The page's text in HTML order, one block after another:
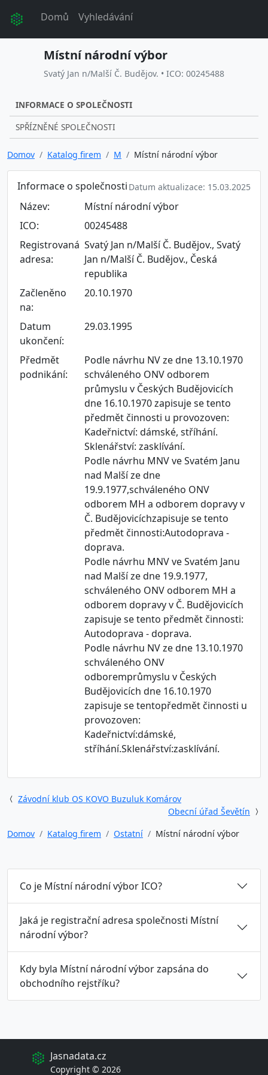
Domů Vyhledávání
Místní národní výbor
Svatý Jan n/Malší Č. Budějov. • ICO: 00245488
INFORMACE O SPOLEČNOSTI
SPŘÍZNĚNÉ SPOLEČNOSTI
Domov Katalog firem M Místní národní výbor
Informace o společnosti Datum aktualizace: 15.03.2025
Název:
Místní národní výbor
ICO:
00245488
Registrovaná
adresa:
Svatý Jan n/Malší Č. Budějov., Svatý
Jan n/Malší Č. Budějov., Česká
republika
Začleněno
na:
20.10.1970
Datum
ukončení:
29.03.1995
Předmět
podnikání:
Podle návrhu NV ze dne 13.10.1970
schváleného ONV odborem
průmyslu v Českých Budějovicích
dne 16.10.1970 zapisuje se tento
předmět činnosti u provozoven:
Kadeřnictví: dámské, stříhání.
Sklenářství: zasklívání.
Podle návrhu MNV ve Svatém Janu
nad Malší ze dne
19.9.1977,schváleného ONV
odborem MH a odborem dopravy v
Č. Budějovicíchzapisuje se tento
předmět činnosti:Autodoprava -
doprava.
Podle návrhu MNV ve Svatém Janu
nad Malší ze dne 19.9.1977,
schváleného ONV odborem MH a
odborem dopravy v Č. Budějovicích
zapisuje se tento předmět činnosti:
Autodoprava - doprava.
Podle návrhu NV ze dne 13.10.1970
schváleného ONV
odboremprůmyslu v Českých
Budějovicích dne 16.10.1970
zapisuje se tentopředmět činnosti u
provozoven:
Kadeřnictví:dámské,
stříhání.Sklenářství:zasklívání.
Závodní klub OS KOVO Buzuluk Komárov
Obecní úřad Ševětín
Domov
Katalog firem Ostatní Místní národní výbor
Co je Místní národní výbor ICO?
Jaká je registrační adresa společnosti Místní
národní výbor?
Kdy byla Místní národní výbor zapsána do
obchodního rejstříku?
Jasnadata.cz
Copyright © 2026